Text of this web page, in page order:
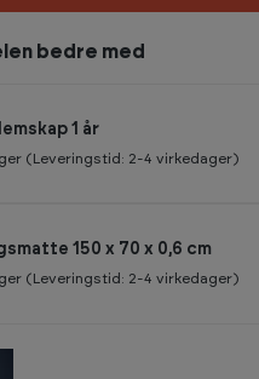
bedre med
1 år
(Leveringstid: 2-4 virkedager)
150 x 70 x 0,6 cm
(Leveringstid: 2-4 virkedager)